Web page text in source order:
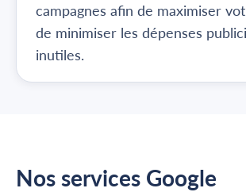
campagnes afin de maximiser
de minimiser les dépenses
inutiles.
Nos services Google